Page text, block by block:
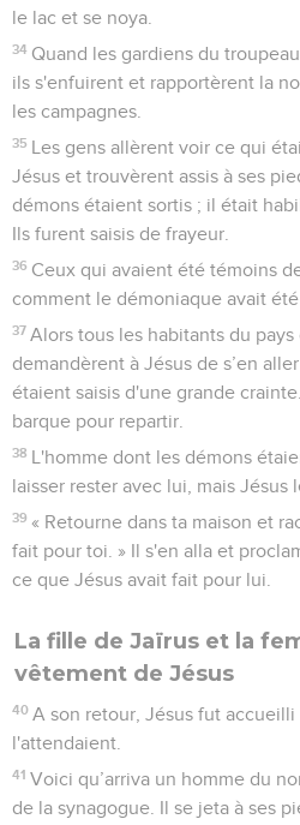
le lac et se noya.
34 Quand les gardiens du
ils s'enfuirent et rapportèrent la
les campagnes.
35 Les gens allèrent voir ce qui
Jésus et trouvèrent assis à ses
démons étaient sortis ; il était
Ils furent saisis de frayeur.
36 Ceux qui avaient été témoins
comment le démoniaque avait été
37 Alors tous les habitants du pays
demandèrent à Jésus de s’en
étaient saisis d'une grande
barque pour repartir.
38 L'homme dont les démons
laisser rester avec lui, mais Jésus
39 « Retourne dans ta maison et
fait pour toi. » Il s'en alla et
ce que Jésus avait fait pour lui.
La fille de Jaïrus et la
vêtement de Jésus
40 A son retour, Jésus fut
l'attendaient.
41 Voici qu’arriva un homme du
de la synagogue. Il se jeta à ses